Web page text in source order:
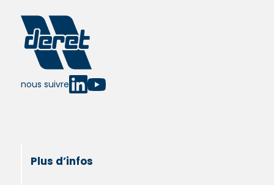
nous suivre
Plus d’infos